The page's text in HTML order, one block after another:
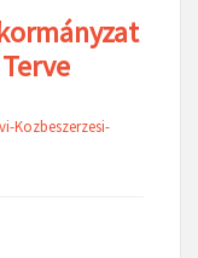
Kozbeszerzesi-